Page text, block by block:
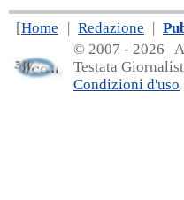
[Home | Redazione |
© 2007 - 2026
Testata
Condizioni d'uso